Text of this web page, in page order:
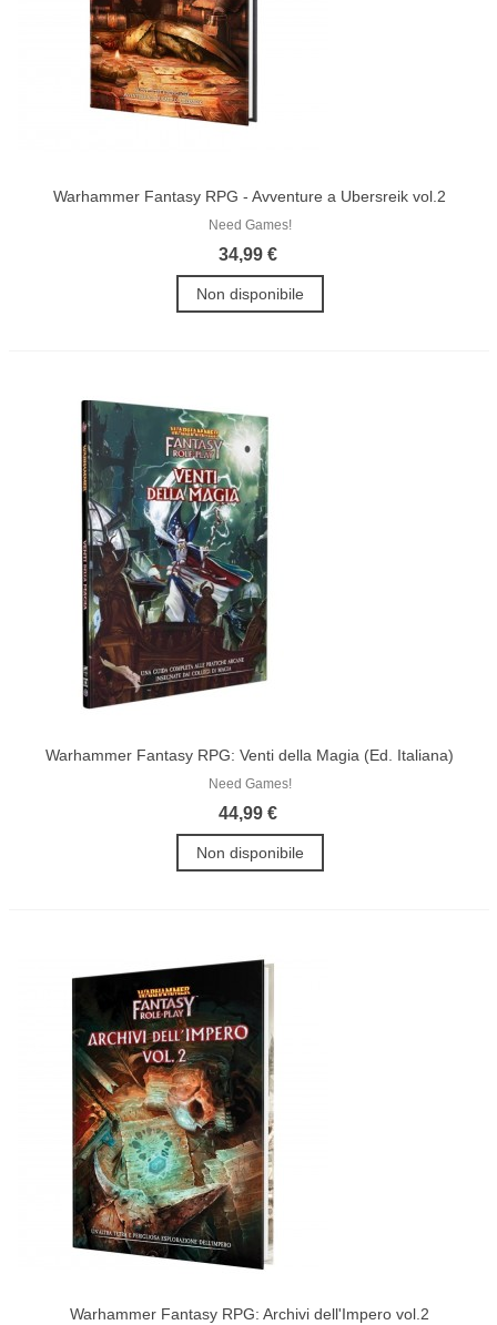
Warhammer Fantasy RPG - Avventure a Ubersreik vol.2
Need Games!
34,99 €
Non disponibile
Warhammer Fantasy RPG: Venti della Magia (Ed. Italiana)
Need Games!
44,99 €
Non disponibile
Warhammer Fantasy RPG: Archivi dell'Impero vol.2